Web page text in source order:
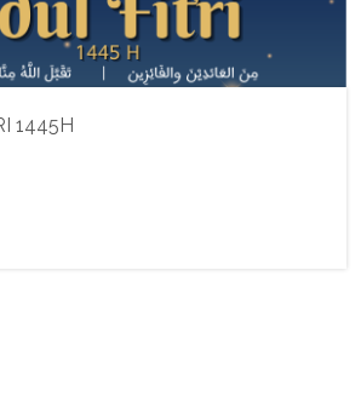
1445H